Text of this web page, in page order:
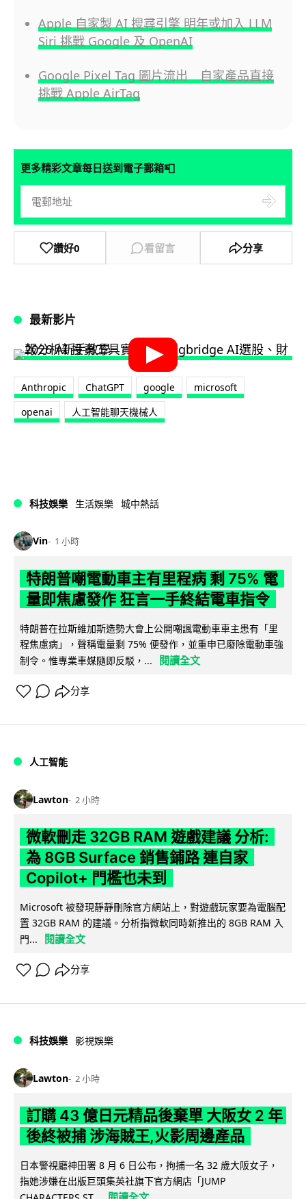
Apple 自家製 AI 搜尋引擎 明年或加入 LLM
Siri 挑戰 Google 及 OpenAI
Google Pixel Tag 圖片流出 自家產品直接
挑戰 Apple AirTag
更多精彩文章每日送到電子郵箱📮
讚好0 看留言 分享
最新影片
Anthropic ChatGPT google
microsoft
openai
人工智能聊天機械人
科技娛樂 生活娛樂 城中熱話
Vin 1 小時
特朗普嘲電動車主有里程病 剩 75% 電
量即焦慮發作 狂言一手終結電車指令
特朗普在拉斯維加斯造勢大會上公開嘲諷電動車車主患有「里
程焦慮病」，聲稱電量剩 75% 便發作，並重申已廢除電動車強
制令。惟專業車媒隨即反駁，...
閱讀全文
分享
人工智能
Lawton 2 小時
微軟刪走 32GB RAM 遊戲建議 分析:
為 8GB Surface 銷售鋪路 連自家
Copilot+ 門檻也未到
Microsoft 被發現靜靜刪除官方網站上，對遊戲玩家要為電腦配
置 32GB RAM 的建議。分析指微軟同時新推出的 8GB RAM 入
門...
閱讀全文
分享
科技娛樂 影視娛樂
Lawton 2 小時
訂購 43 億日元精品後棄單 大阪女 2 年
後終被捕 涉海賊王,火影周邊產品
日本警視廳神田署 8 月 6 日公布，拘捕一名 32 歲大阪女子，
指她涉嫌在出版巨頭集英社旗下官方網店「JUMP